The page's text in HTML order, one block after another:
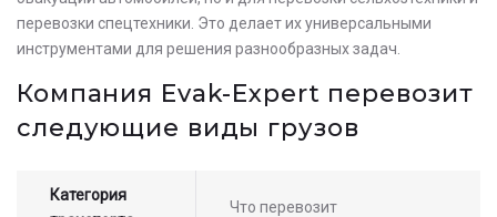
перевозки спецтехники. Это делает их универсальными
инструментами для решения разнообразных задач.
Компания Evak-Expert перевозит
следующие виды грузов
Категория
Что перевозит